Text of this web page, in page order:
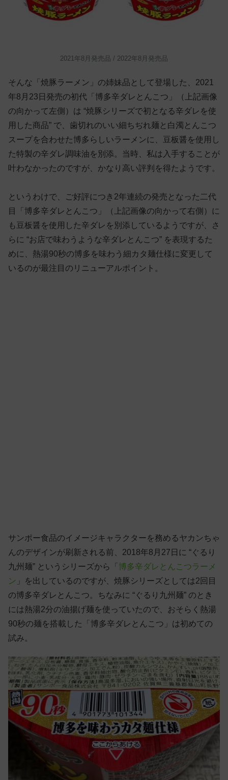
2021年8月発売品 / 2022年8月発売品
そんな「焼豚ラーメン」の姉妹品として登場した、2021
年8月23日発売の初代「博多辛ダレとんこつ」（上記画像
の向かって左側）は “焼豚シリーズで初となる辛ダレを使
用した商品” で、歯切れのいい細ちぢれ麺と白濁とんこつ
スープを合わせた博多らしいラーメンに、豆板醤を使用し
た特製の辛ダレ調味油を別添。当時、私は入手することが
叶わなかったのですが、かなり高い評判を得たようです。
というわけで、ご好評につき2年連続の発売となった二代
目「博多辛ダレとんこつ」（上記画像の向かって右側）に
も豆板醤を使用した辛ダレを別添しているようですが、さ
らに “お店で味わうような辛ダレとんこつ” を表現するた
めに、熱湯90秒の博多を味わう細カタ麺仕様に変更して
いるのが最注目のリニューアルポイント。
サンポー食品のイメージキャラクターを務めるヤカンちゃ
んのデザインが刷新される前、2018年8月27日に “ぐるり
九州麺” というシリーズから「 博多辛ダレとんこつラーメ
ン 」を出しているのですが、焼豚シリーズとしては2回目
の博多辛ダレとんこつ。ちなみに “ぐるり九州麺” のとき
には熱湯2分の油揚げ麺を使っていたので、おそらく熱湯
90秒の麺を搭載した「博多辛ダレとんこつ」は初めての
試み。